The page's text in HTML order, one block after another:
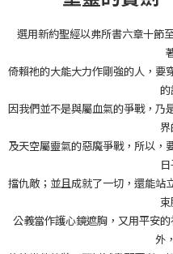
選用新約聖經以弗所書六章十
倚賴祂的大能大力作剛強的人，要
的
因我們並不是與屬血氣的爭戰，乃
及天空屬靈氣的惡魔爭戰，所以，
擋仇敵；並且成就了一切，還能站
公義當作護心鏡遮胸，又用平安
外